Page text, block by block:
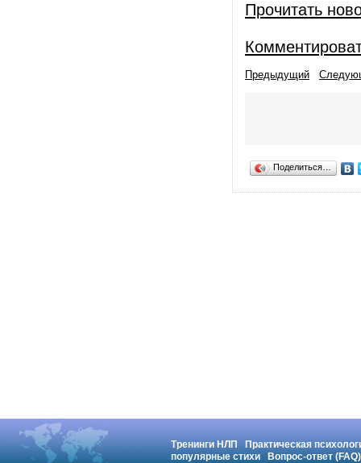
Прочитать
Предыдущий
Поделиться…
Тренинги НЛП
Практическая
популярные стихи
Вопрос-ответ (FAQ)